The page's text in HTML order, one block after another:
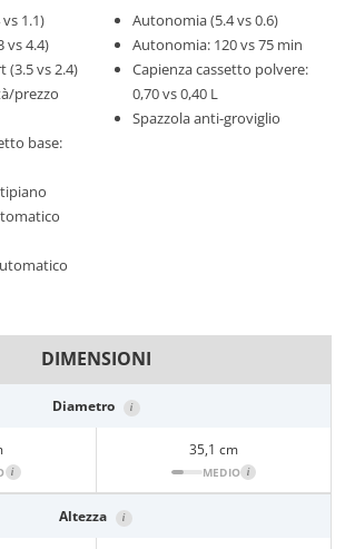
1.1)
vs 4.4)
(3.5 vs 2.4)
prezzo
base:
Autonomia (5.4 vs 0.6)
Autonomia: 120 vs 75 min
Capienza cassetto polvere:
0,70 vs 0,40 L
Spazzola anti-groviglio
DIMENSIONI
Diametro i
i
35,1 cm
MEDIO i
Altezza i